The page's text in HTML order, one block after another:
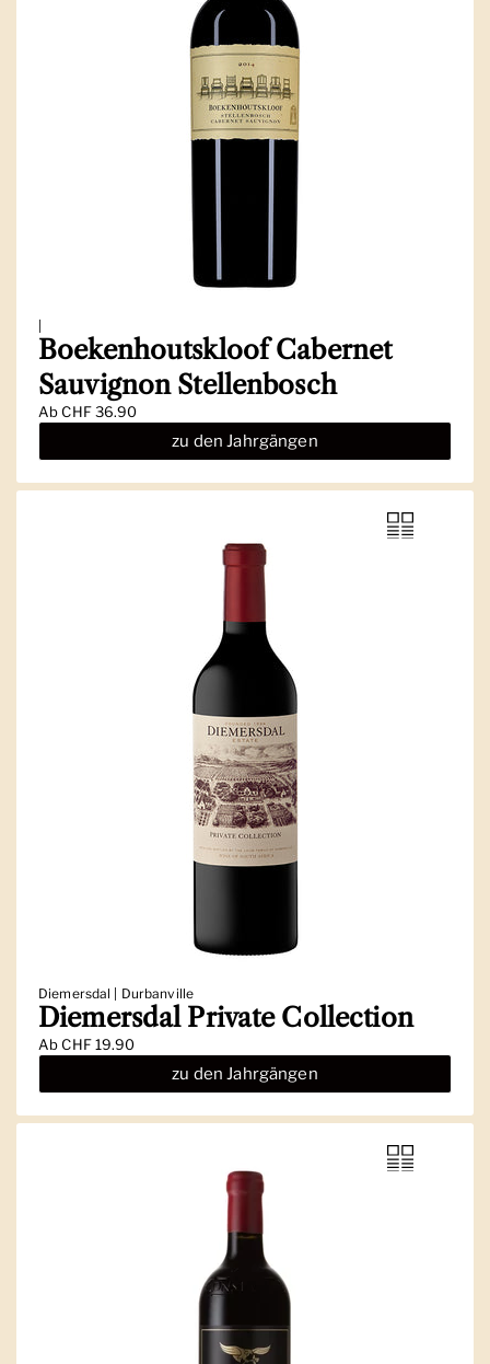
Boekenhoutskloof Cabernet
Sauvignon Stellenbosch
AbCHF 36.90
zu den Jahrgängen
Diemersdal | Durbanville
Diemersdal Private Collection
AbCHF 19.90
zu den Jahrgängen